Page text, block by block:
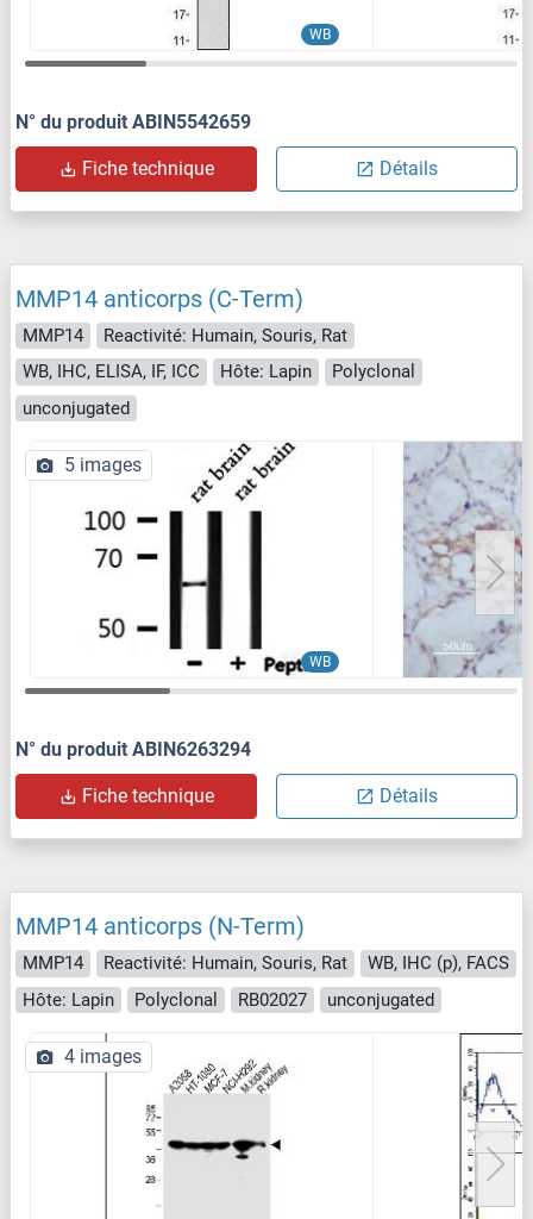
WB
N° du produit ABIN5542659
Fiche technique Détails
MMP14 anticorps (C-Term)
MMP14
Reactivité: Humain, Souris, Rat
WB, IHC, ELISA, IF, ICC
Hôte: Lapin
Polyclonal
unconjugated
WB
5 images
N° du produit ABIN6263294
Fiche technique Détails
MMP14 anticorps (N-Term)
MMP14 Reactivité: Humain, Souris, Rat
WB, IHC (p), FACS
Hôte: Lapin
Polyclonal RB02027 unconjugated
4 images